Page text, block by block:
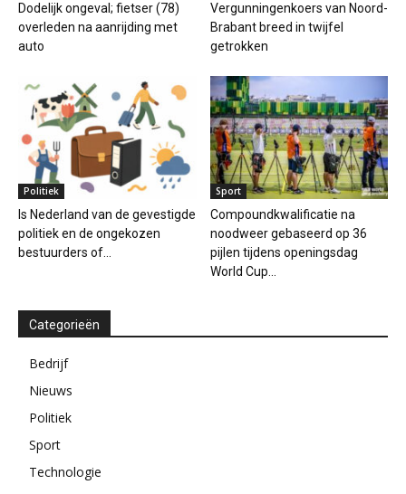
Dodelijk ongeval; fietser (78)
overleden na aanrijding met
auto
Vergunningenkoers van Noord-
Brabant breed in twijfel
getrokken
Politiek
Is Nederland van de gevestigde
politiek en de ongekozen
bestuurders of...
Sport
Compoundkwalificatie na
noodweer gebaseerd op 36
pijlen tijdens openingsdag
World Cup...
Categorieën
Bedrijf
Nieuws
Politiek
Sport
Technologie